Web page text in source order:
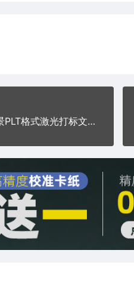
鸟语花香花鸟图燕子报喜自然美景PLT格式激光打标文件通用矢量图